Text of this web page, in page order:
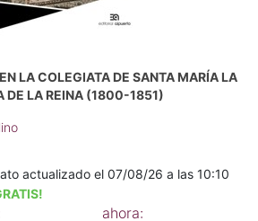
LA COLEGIATA DE SANTA MARÍA LA
DE LA REINA (1800-1851)
actualizado el 07/08/26 a las 10:10
ahora: